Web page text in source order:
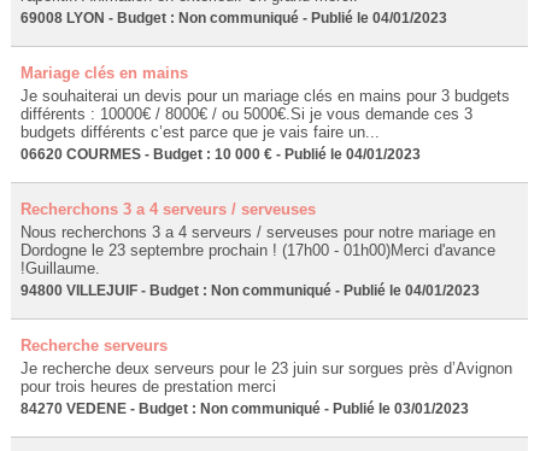
69008 LYON - Budget : Non communiqué - Publié le 04/01/2023
Mariage clés en mains
Je souhaiterai un devis pour un mariage clés en mains pour 3 budgets
différents : 10000€ / 8000€ / ou 5000€.Si je vous demande ces 3
budgets différents c’est parce que je vais faire un...
06620 COURMES - Budget : 10 000 € - Publié le 04/01/2023
Recherchons 3 a 4 serveurs / serveuses
Nous recherchons 3 a 4 serveurs / serveuses pour notre mariage en
Dordogne le 23 septembre prochain ! (17h00 - 01h00)Merci d'avance
!Guillaume.
94800 VILLEJUIF - Budget : Non communiqué - Publié le 04/01/2023
Recherche serveurs
Je recherche deux serveurs pour le 23 juin sur sorgues près d’Avignon
pour trois heures de prestation merci
84270 VEDENE - Budget : Non communiqué - Publié le 03/01/2023